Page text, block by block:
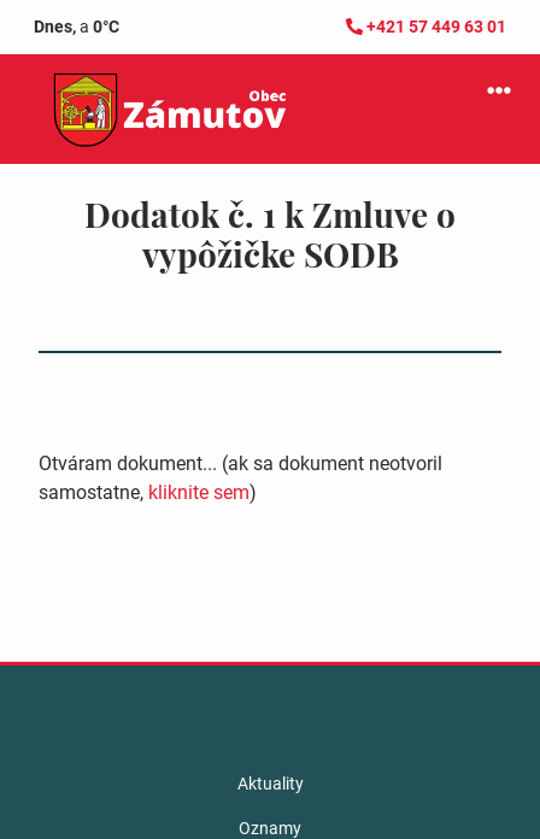
Dnes,a 0°C +421 57 449 63 01
Dodatok č. 1 k Zmluve o
vypôžičke SODB
Otváram dokument... (ak sa dokument neotvoril
samostatne, kliknite sem)
Aktuality
Oznamy